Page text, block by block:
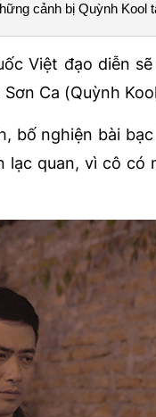
cảnh bị Quỳnh Kool
Việt đạo diễn
Ca (Quỳnh
bố nghiện bài
lạc quan, vì cô